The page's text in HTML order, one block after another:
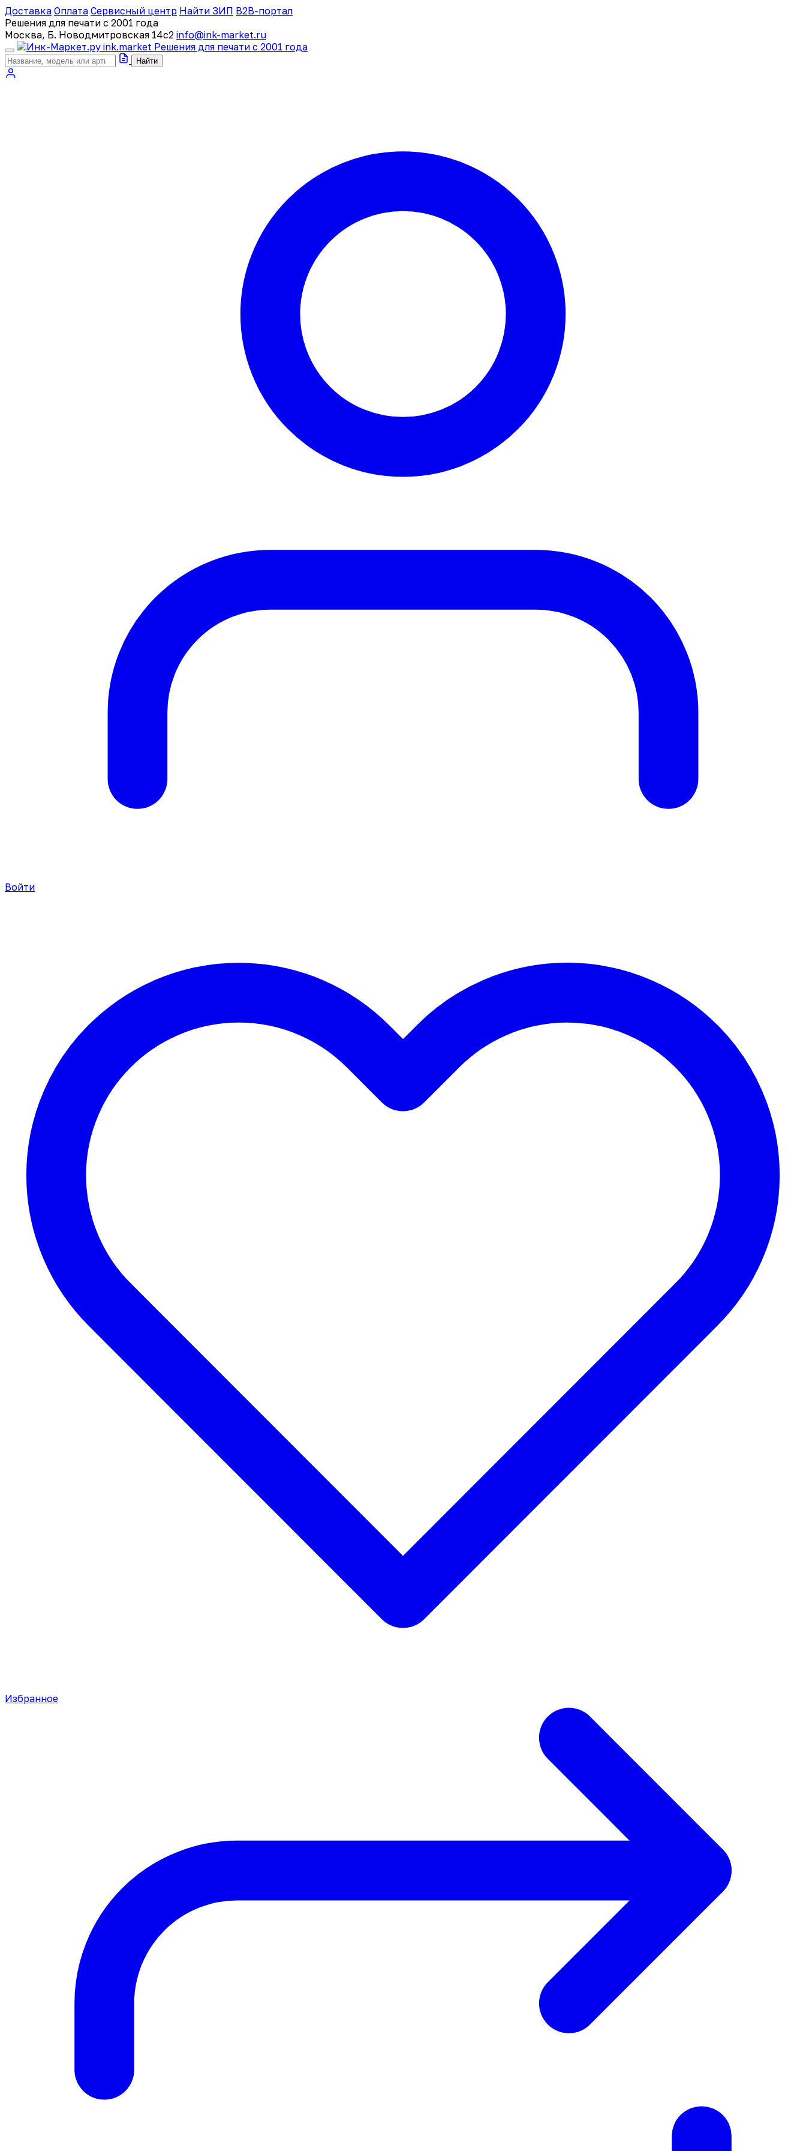
Доставка Оплата Сервисный центр Найти ЗИП B2B-портал
Решения для печати с 2001 года
Москва, Б. Новодмитровская 14с2 info@ink-market.ru
ink.market Решения для печати с 2001 года
Найти
Войти
Избранное